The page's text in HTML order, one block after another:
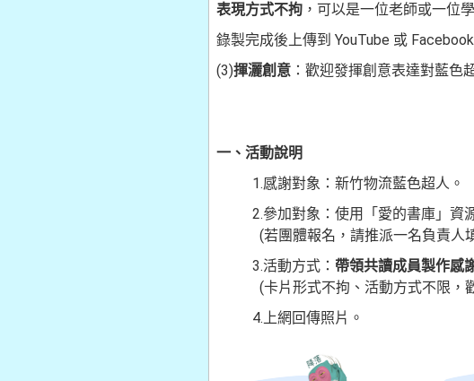
表現方式不拘 ，可以是一位老師或一位
錄製完成後上傳到 YouTube 或
(3)揮灑創意 ：歡迎發揮創意表達對藍色
一、活動說明
1.感謝對象：新竹物流藍色超人。
2.參加對象：使用「愛的書庫」資源
(若團體報名，請推派一名負責人
3.活動方式： 帶領共讀成員製作感
(卡片形式不拘、活動方式不限，歡
4.上網回傳照片。